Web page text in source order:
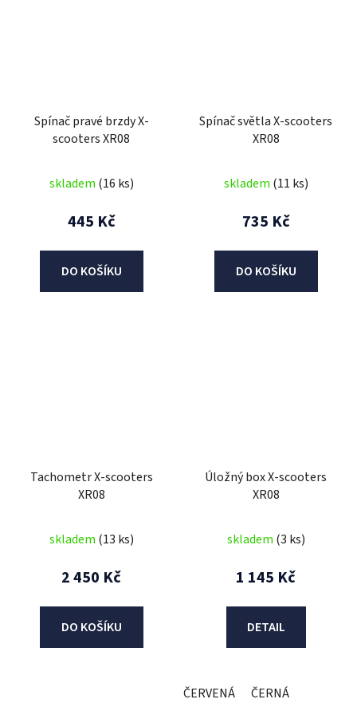
Spínač pravé brzdy X-
scooters XR08
skladem (16 ks)
445 Kč
DO KOŠÍKU
Spínač světla X-scooters
XR08
skladem (11 ks)
735 Kč
DO KOŠÍKU
Tachometr X-scooters
XR08
skladem (13 ks)
2 450 Kč
DO KOŠÍKU
Úložný box X-scooters
XR08
skladem (3 ks)
1 145 Kč
DETAIL
ČERVENÁ ČERNÁ